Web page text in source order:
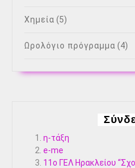
Χημεία (5)
Ωρολόγιο πρόγραμμα (4)
η-τάξη
e-me
11ο ΓΕΛ Ηρακλείου